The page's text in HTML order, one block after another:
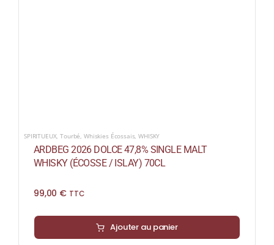
SPIRITUEUX,Tourbé, Whiskies Écossais,WHISKY
ARDBEG 2026 DOLCE 47,8% SINGLE MALT
WHISKY (ÉCOSSE / ISLAY) 70CL
99,00 € TTC
Ajouter au panier